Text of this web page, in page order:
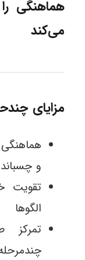
می‌کند
مزایای
و
تقویت
الگوها
تمرکز